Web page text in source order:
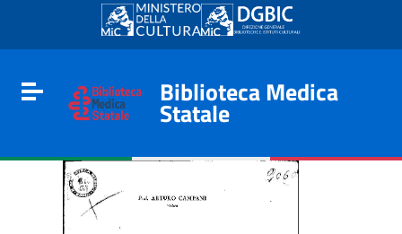
Go to content
Go to the navigation menu
Go to the footer
Toggle navigation
Biblioteca Medica
Statale